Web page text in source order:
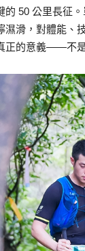
的 50 公里長征
濕滑，對體能、
正的意義——不